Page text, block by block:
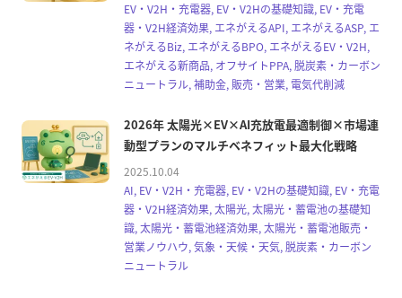
EV・V2H・充電器, EV・V2Hの基礎知識, EV・充電
器・V2H経済効果, エネがえるAPI, エネがえるASP, エ
ネがえるBiz, エネがえるBPO, エネがえるEV・V2H,
エネがえる新商品, オフサイトPPA, 脱炭素・カーボン
ニュートラル, 補助金, 販売・営業, 電気代削減
2026年 太陽光×EV×AI充放電最適制御×市場連
動型プランのマルチベネフィット最大化戦略
2025.10.04
AI, EV・V2H・充電器, EV・V2Hの基礎知識, EV・充電
器・V2H経済効果, 太陽光, 太陽光・蓄電池の基礎知
識, 太陽光・蓄電池経済効果, 太陽光・蓄電池販売・
営業ノウハウ, 気象・天候・天気, 脱炭素・カーボン
ニュートラル